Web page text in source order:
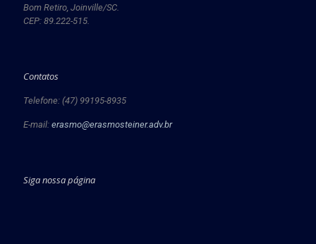
Bom Retiro, Joinville/SC.
CEP: 89.222-515.
Contatos
Telefone: (47) 99195-8935
E-mail: erasmo@erasmosteiner.adv.br
Siga nossa página